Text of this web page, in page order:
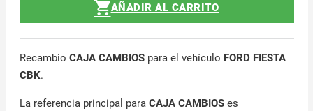
AÑADIR AL CARRITO
Recambio CAJA CAMBIOSpara el vehículo FORD FIESTA
CBK.
La referencia principal para CAJA CAMBIOSes